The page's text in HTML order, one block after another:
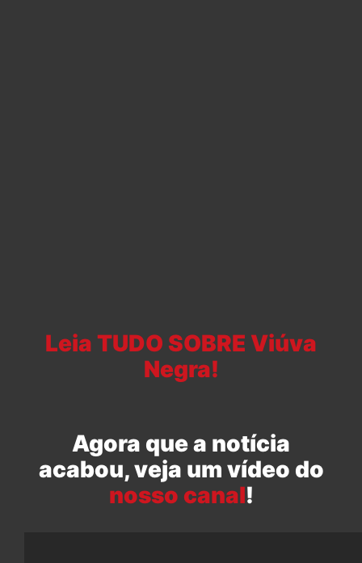
Leia TUDO SOBRE Viúva
Negra!
Agora que a notícia
acabou, veja um vídeo do
nosso canal!